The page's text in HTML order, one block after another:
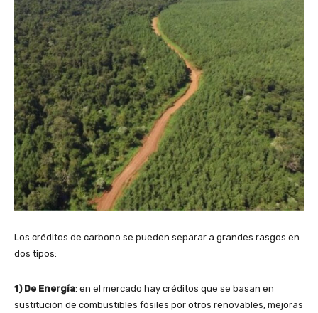
Los créditos de carbono se pueden separar a grandes rasgos en
dos tipos:
1) De Energía: en el mercado hay créditos que se basan en
sustitución de combustibles fósiles por otros renovables, mejoras